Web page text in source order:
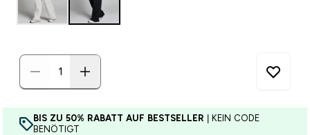
BIS ZU 50% RABATT AUF BESTSELLER | KEIN CODE
BENÖTIGT